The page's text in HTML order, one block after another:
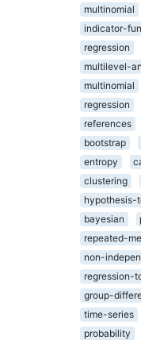
multinomial
indicator-
regression
multilevel-
multinomial
regression
references
bootstrap
entropy
clustering
hypothesis-
bayesian
repeated-
non-
regression-
group-
time-series
probability